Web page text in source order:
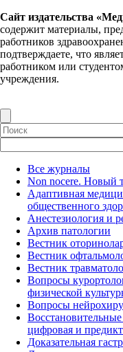
Сайт издательства
содержит материалы,
работников
подтверждаете, что
работником или
учреждения.
Все журналы
Non nocere. Новый
Адаптивная
общественного
Анестезиология и
Архив патологии
Вестник
Вестник
Вестник
Вопросы
физической
Вопросы
цифровая и
Доказательная